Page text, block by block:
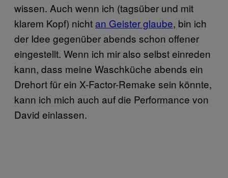
wissen. Auch wenn ich (tagsüber und mit
klarem Kopf) nicht an Geister glaube, bin ich
der Idee gegenüber abends schon offener
eingestellt. Wenn ich mir also selbst einreden
kann, dass meine Waschküche abends ein
Drehort für ein X-Factor-Remake sein könnte,
kann ich mich auch auf die Performance von
David einlassen.